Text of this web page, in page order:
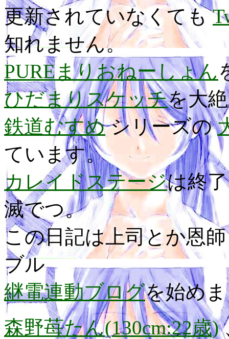
更新されていなくても
知れません。
PUREまりおねーしょん
ひだまりスケッチを大
鉄道むすめシリーズの
ています。
カレイドステージは終
滅でつ。
この日記は上司とか恩
ブル
継電連動ブログを始め
森野苺たん(130cm:22歳)